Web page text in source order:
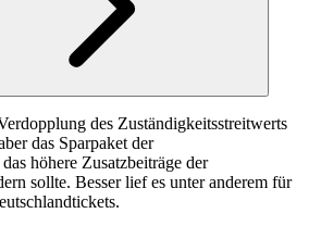
des Zuständigkeitsstreitwerts
das Sparpaket der
höhere Zusatzbeiträge der
sollte. Besser lief es unter anderem für